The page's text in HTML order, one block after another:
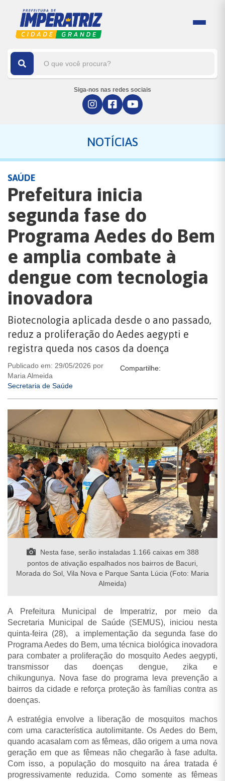
Siga-nos nas redes sociais
NOTÍCIAS
SAÚDE
Prefeitura inicia
segunda fase do
Programa Aedes do Bem
e amplia combate à
dengue com tecnologia
inovadora
Biotecnologia aplicada desde o ano passado,
reduz a proliferação do Aedes aegypti e
registra queda nos casos da doença
Publicado em: 29/05/2026 por
Maria Almeida
Secretaria de Saúde
Compartilhe:
Nesta fase, serão instaladas 1.166 caixas em 388
pontos de ativação espalhados nos bairros de Bacuri,
Morada do Sol, Vila Nova e Parque Santa Lúcia (Foto: Maria
Almeida)
A Prefeitura Municipal de Imperatriz, por meio da
Secretaria Municipal de Saúde (SEMUS), iniciou nesta
quinta-feira (28), a implementação da segunda fase do
Programa Aedes do Bem, uma técnica biológica inovadora
para combater a proliferação do mosquito Aedes aegypti,
transmissor das doenças dengue, zika e
chikungunya. Nova fase do programa leva prevenção a
bairros da cidade e reforça proteção às famílias contra as
doenças.
A estratégia envolve a liberação de mosquitos machos
com uma característica autolimitante. Os Aedes do Bem,
quando acasalam com as fêmeas, dão origem a uma nova
geração em que as fêmeas não chegarão à fase adulta.
Com isso, a população do mosquito na área tratada é
progressivamente reduzida. Como somente as fêmeas